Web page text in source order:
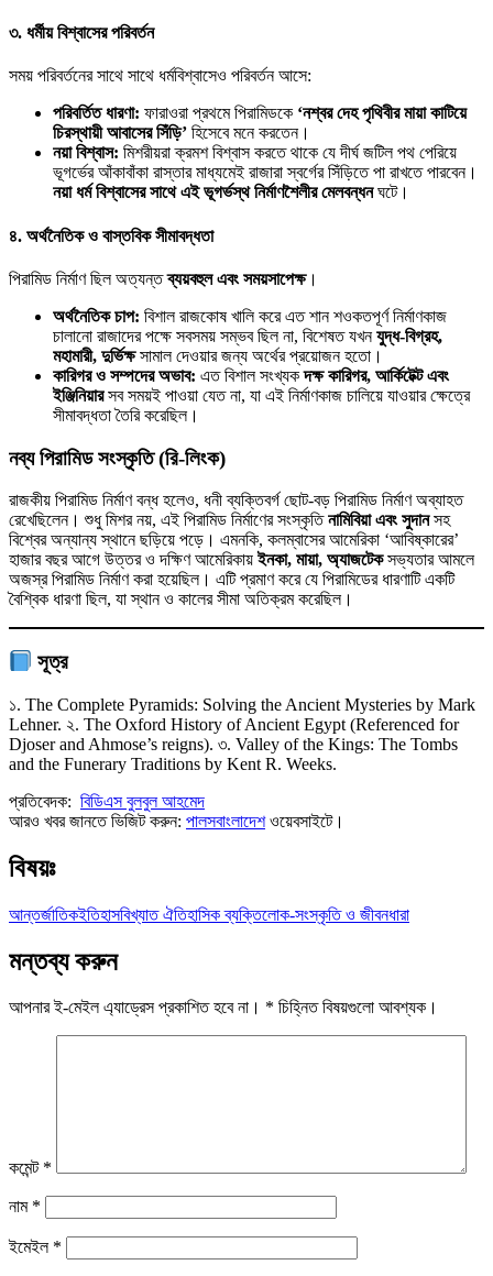
৩. ধর্মীয় বিশ্বাসের পরিবর্তন
সময় পরিবর্তনের সাথে সাথে ধর্মবিশ্বাসেও পরিবর্তন আসে:
পরিবর্তিত ধারণা: ফারাওরা প্রথমে পিরামিডকে ‘নশ্বর দেহ পৃথিবীর মায়া কাটিয়ে
চিরস্থায়ী আবাসের সিঁড়ি’ হিসেবে মনে করতেন।
নয়া বিশ্বাস: মিশরীয়রা ক্রমশ বিশ্বাস করতে থাকে যে দীর্ঘ জটিল পথ পেরিয়ে
ভূগর্ভের আঁকাবাঁকা রাস্তার মাধ্যমেই রাজারা স্বর্গের সিঁড়িতে পা রাখতে পারবেন।
নয়া ধর্ম বিশ্বাসের সাথে এই ভূগর্ভস্থ নির্মাণশৈলীর মেলবন্ধনঘটে।
৪. অর্থনৈতিক ও বাস্তবিক সীমাবদ্ধতা
পিরামিড নির্মাণ ছিল অত্যন্তব্যয়বহুল এবং সময়সাপেক্ষ।
অর্থনৈতিক চাপ: বিশাল রাজকোষ খালি করে এত শান শওকতপূর্ণ নির্মাণকাজ
চালানো রাজাদের পক্ষে সবসময় সম্ভব ছিল না, বিশেষত যখনযুদ্ধ-বিগ্রহ,
মহামারী, দুর্ভিক্ষসামাল দেওয়ার জন্য অর্থের প্রয়োজন হতো।
কারিগর ও সম্পদের অভাব: এত বিশাল সংখ্যকদক্ষ কারিগর, আর্কিটেক্ট এবং
ইঞ্জিনিয়ারসব সময়ই পাওয়া যেত না, যা এই নির্মাণকাজ চালিয়ে যাওয়ার ক্ষেত্রে
সীমাবদ্ধতা তৈরি করেছিল।
নব্য পিরামিড সংস্কৃতি (রি-লিংক)
রাজকীয় পিরামিড নির্মাণ বন্ধ হলেও, ধনী ব্যক্তিবর্গ ছোট-বড় পিরামিড নির্মাণ অব্যাহত
রেখেছিলেন। শুধু মিশর নয়, এই পিরামিড নির্মাণের সংস্কৃতিনামিবিয়া এবং সুদানসহ
বিশ্বের অন্যান্য স্থানে ছড়িয়ে পড়ে। এমনকি, কলম্বাসের আমেরিকা ‘আবিষ্কারের’
হাজার বছর আগে উত্তর ও দক্ষিণ আমেরিকায়ইনকা, মায়া, অ্যাজটেকসভ্যতার আমলে
অজস্র পিরামিড নির্মাণ করা হয়েছিল। এটি প্রমাণ করে যে পিরামিডের ধারণাটি একটি
বৈশ্বিক ধারণা ছিল, যা স্থান ও কালের সীমা অতিক্রম করেছিল।
সূত্র
১. The Complete Pyramids: Solving the Ancient Mysteries by Mark
Lehner. ২. The Oxford History of Ancient Egypt (Referenced for
Djoser and Ahmose’s reigns). ৩. Valley of the Kings: The Tombs
and the Funerary Traditions by Kent R. Weeks.
প্রতিবেদক: বিডিএস বুলবুল আহমেদ
আরও খবর জানতে ভিজিট করুন: পালসবাংলাদেশওয়েবসাইটে।
বিষয়ঃ
আন্তর্জাতিকইতিহাসবিখ্যাত ঐতিহাসিক ব্যক্তিলোক-সংস্কৃতি ও জীবনধারা
মন্তব্য করুন
আপনার ই-মেইল এ্যাড্রেস প্রকাশিত হবে না। * চিহ্নিত বিষয়গুলো আবশ্যক।
কমেন্ট *
নাম *
ইমেইল *